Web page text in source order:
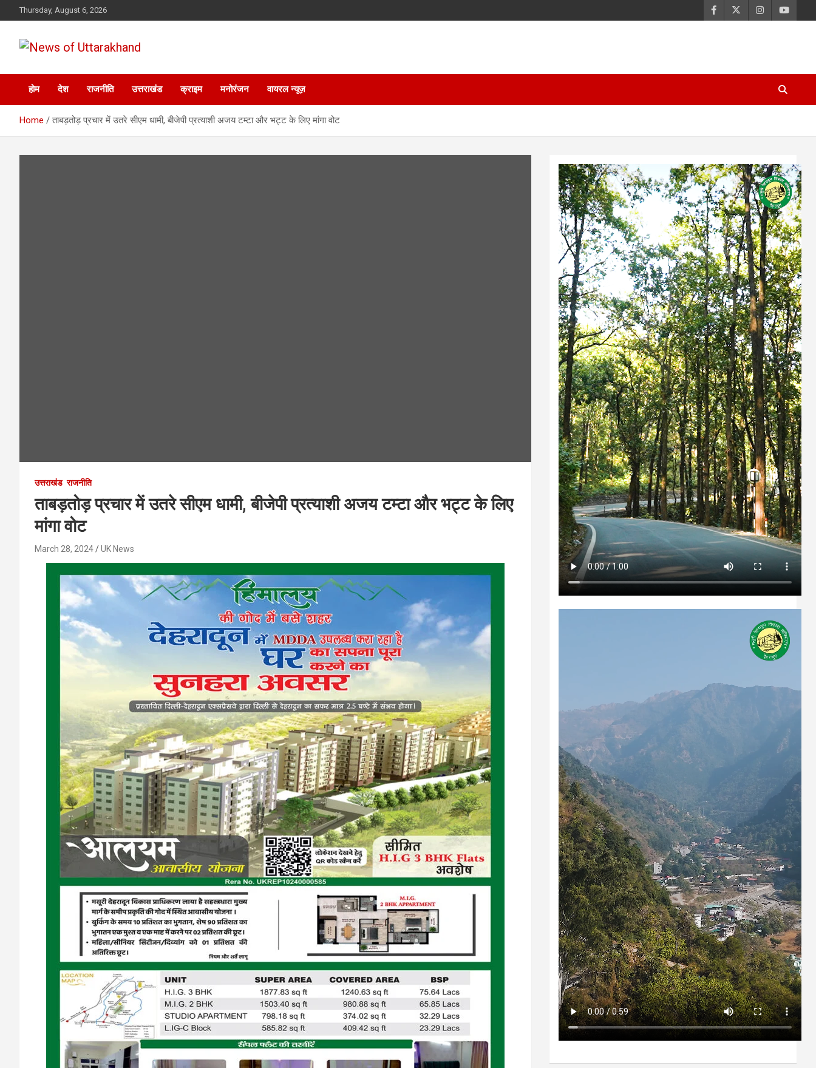
to
Thursday, August 6, 2026
News of Uttarakhand
होम देश राजनीति उत्तराखंड क्राइम मनोरंजन वायरल न्यूज़
Home ताबड़तोड़ प्रचार में उतरे सीएम धामी, बीजेपी प्रत्याशी अजय टम्टा और भट्ट के लिए मांगा वोट
उत्तराखंड राजनीति
ताबड़तोड़ प्रचार में उतरे सीएम धामी, बीजेपी प्रत्याशी अजय टम्टा और भट्ट के लिए
मांगा वोट
March 28, 2024 UK News